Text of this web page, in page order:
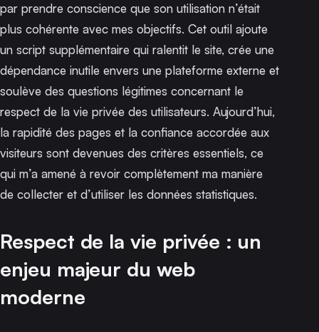
par prendre conscience que son utilisation n’était
plus cohérente avec mes objectifs. Cet outil ajoute
un script supplémentaire qui ralentit le site, crée une
dépendance inutile envers une plateforme externe et
soulève des questions légitimes concernant le
respect de la vie privée des utilisateurs. Aujourd’hui,
la rapidité des pages et la confiance accordée aux
visiteurs sont devenues des critères essentiels, ce
qui m’a amené à revoir complètement ma manière
de collecter et d’utiliser les données statistiques.
Respect de la vie privée : un
enjeu majeur du web
moderne